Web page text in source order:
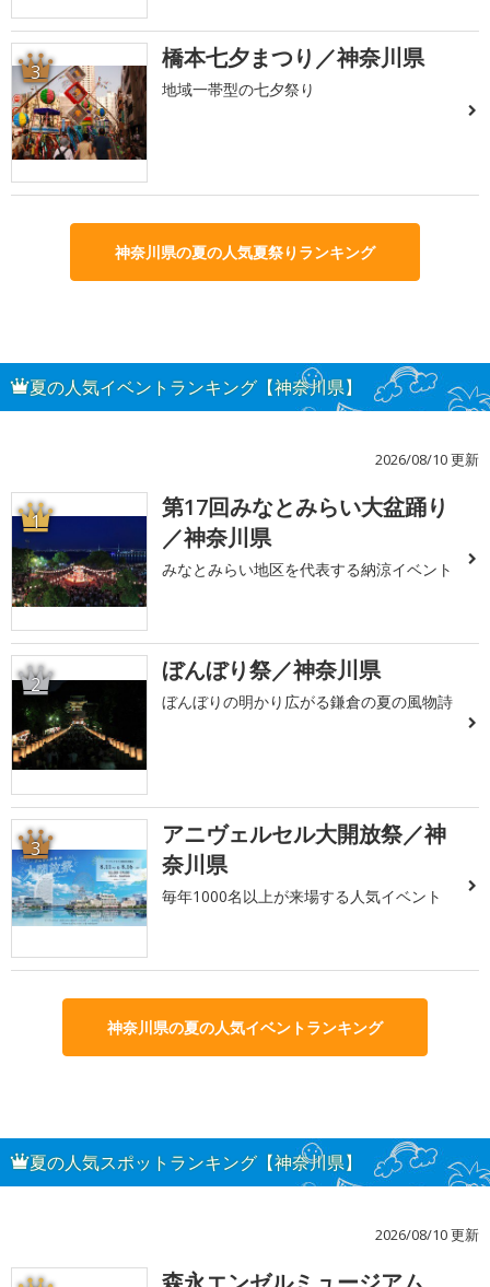
3 橋本七夕まつり／神奈川県
地域一帯型の七夕祭り
神奈川県の夏の人気夏祭りランキング
夏の人気イベントランキング【神奈川県】
2026/08/10 更新
1
第17回みなとみらい大盆踊り
／神奈川県
みなとみらい地区を代表する納涼イベント
2 ぼんぼり祭／神奈川県
ぼんぼりの明かり広がる鎌倉の夏の風物詩
3
アニヴェルセル大開放祭／神
奈川県
毎年1000名以上が来場する人気イベント
神奈川県の夏の人気イベントランキング
夏の人気スポットランキング【神奈川県】
2026/08/10 更新